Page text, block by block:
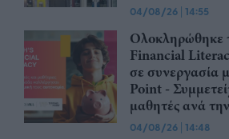
04/08/26 | 14:55
Ολοκληρώθηκε
Financial
σε συνεργασία
Point -
μαθητές ανά
04/08/26 | 14:48